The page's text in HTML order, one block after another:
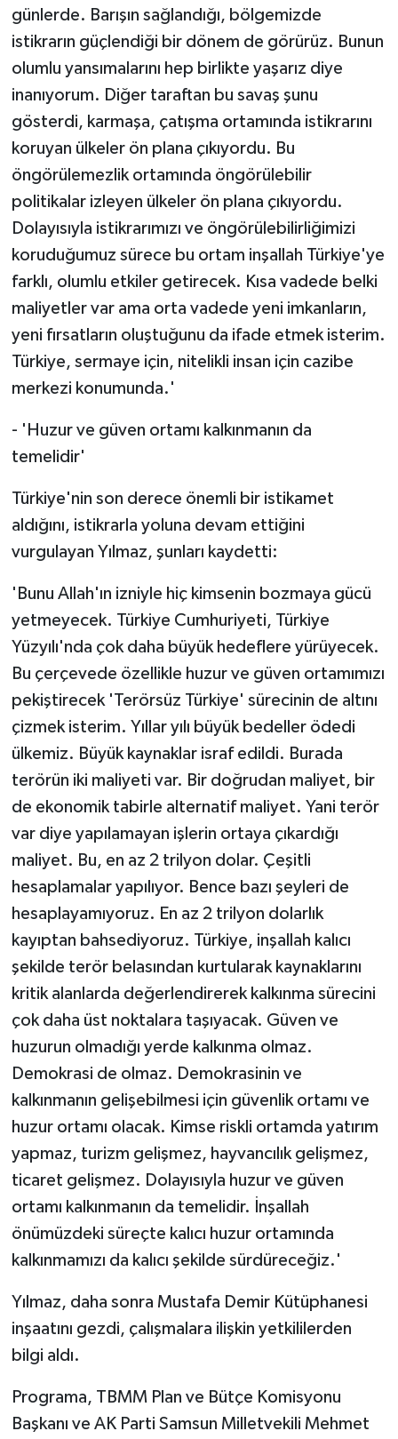
günlerde. Barışın sağlandığı, bölgemizde
istikrarın güçlendiği bir dönem de görürüz. Bunun
olumlu yansımalarını hep birlikte yaşarız diye
inanıyorum. Diğer taraftan bu savaş şunu
gösterdi, karmaşa, çatışma ortamında istikrarını
koruyan ülkeler ön plana çıkıyordu. Bu
öngörülemezlik ortamında öngörülebilir
politikalar izleyen ülkeler ön plana çıkıyordu.
Dolayısıyla istikrarımızı ve öngörülebilirliğimizi
koruduğumuz sürece bu ortam inşallah Türkiye'ye
farklı, olumlu etkiler getirecek. Kısa vadede belki
maliyetler var ama orta vadede yeni imkanların,
yeni fırsatların oluştuğunu da ifade etmek isterim.
Türkiye, sermaye için, nitelikli insan için cazibe
merkezi konumunda.'
- 'Huzur ve güven ortamı kalkınmanın da
temelidir'
Türkiye'nin son derece önemli bir istikamet
aldığını, istikrarla yoluna devam ettiğini
vurgulayan Yılmaz, şunları kaydetti:
'Bunu Allah'ın izniyle hiç kimsenin bozmaya gücü
yetmeyecek. Türkiye Cumhuriyeti, Türkiye
Yüzyılı'nda çok daha büyük hedeflere yürüyecek.
Bu çerçevede özellikle huzur ve güven ortamımızı
pekiştirecek 'Terörsüz Türkiye' sürecinin de altını
çizmek isterim. Yıllar yılı büyük bedeller ödedi
ülkemiz. Büyük kaynaklar israf edildi. Burada
terörün iki maliyeti var. Bir doğrudan maliyet, bir
de ekonomik tabirle alternatif maliyet. Yani terör
var diye yapılamayan işlerin ortaya çıkardığı
maliyet. Bu, en az 2 trilyon dolar. Çeşitli
hesaplamalar yapılıyor. Bence bazı şeyleri de
hesaplayamıyoruz. En az 2 trilyon dolarlık
kayıptan bahsediyoruz. Türkiye, inşallah kalıcı
şekilde terör belasından kurtularak kaynaklarını
kritik alanlarda değerlendirerek kalkınma sürecini
çok daha üst noktalara taşıyacak. Güven ve
huzurun olmadığı yerde kalkınma olmaz.
Demokrasi de olmaz. Demokrasinin ve
kalkınmanın gelişebilmesi için güvenlik ortamı ve
huzur ortamı olacak. Kimse riskli ortamda yatırım
yapmaz, turizm gelişmez, hayvancılık gelişmez,
ticaret gelişmez. Dolayısıyla huzur ve güven
ortamı kalkınmanın da temelidir. İnşallah
önümüzdeki süreçte kalıcı huzur ortamında
kalkınmamızı da kalıcı şekilde sürdüreceğiz.'
Yılmaz, daha sonra Mustafa Demir Kütüphanesi
inşaatını gezdi, çalışmalara ilişkin yetkililerden
bilgi aldı.
Programa, TBMM Plan ve Bütçe Komisyonu
Başkanı ve AK Parti Samsun Milletvekili Mehmet